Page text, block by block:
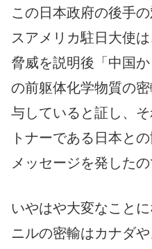
この日本政府の後手
スアメリカ駐日大使
脅威を説明後「中国
の前躯体化学物質の
与していると証し、
トナーである日本と
メッセージを発したの
いやはや大変なこと
ニルの密輸はカナダ